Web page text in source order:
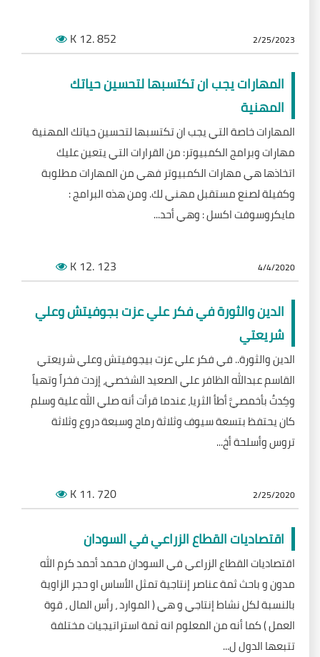
2/25/2023
852
.12
المهارات يجب ان تكتسبها لتحسين حياتك
المهنية
المهارات خاصة التي يجب ان تكتسبها لتحسين حياتك المهنية
مهارات وبرامج الكمبيوتر: من القرارات التي يتعين عليك
اتخاذها هي مهارات الكمبيوتر فهي من المهارات مطلوبة
وكفيلة لصنع مستقبل مهني لك. ومن هذه البرامج :
مايكروسوفت اكسل : وهي أحد...
4/4/2020
123
.12
الدين والثورة في فكر علي عزت بجوفيتش وعلي
شريعتي
الدين والثورة.. في فكر علي عزت بيجوفيتش وعلي شريعتي
القاسم عبدالله الظافر علي الصعيد الشخصي، إزدت فخراً وتهياً
وكِدتُ بأخمصيَّ أطأ الثريا، عندما قرأت أنه صلي الله علية وسلم
كان يحتفظ بتسعة سيوف وثلاثة رماح وسبعة دروع وثلاثة
تروس وأسلحة أخ...
2/25/2020
720
.11
اقتصاديات القطاع الزراعي في السودان
اقتصاديات القطاع الزراعي في السودان محمد أحمد كرم الله
مدون و باحث ثمة عناصر إنتاجية تمثل الأساس او حجر الزاوية
بالنسبة لكل نشاط إنتاجي و هي ( الموارد ، رأس المال ، قوة
العمل ) كما أنه من المعلوم انه ثمة استراتيجيات مختلفة
تتبعها الدول ل...